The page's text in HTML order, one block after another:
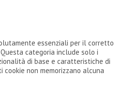
essenziali per il corretto
categoria include solo i
di base e caratteristiche di
cookie non memorizzano alcuna